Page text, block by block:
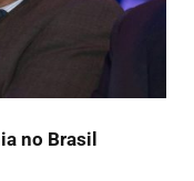
no Brasil